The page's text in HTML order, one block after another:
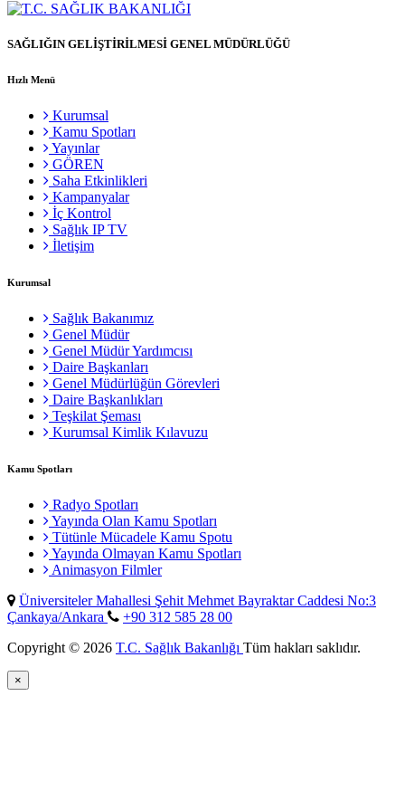
SAĞLIĞIN GELİŞTİRİLMESİ GENEL MÜDÜRLÜĞÜ
Hızlı Menü
Kurumsal
Kamu Spotları
Yayınlar
GÖREN
Saha Etkinlikleri
Kampanyalar
İç Kontrol
Sağlık IP TV
İletişim
Kurumsal
Sağlık Bakanımız
Genel Müdür
Genel Müdür Yardımcısı
Daire Başkanları
Genel Müdürlüğün Görevleri
Daire Başkanlıkları
Teşkilat Şeması
Kurumsal Kimlik Kılavuzu
Kamu Spotları
Radyo Spotları
Yayında Olan Kamu Spotları
Tütünle Mücadele Kamu Spotu
Yayında Olmayan Kamu Spotları
Animasyon Filmler
Üniversiteler Mahallesi Şehit Mehmet Bayraktar Caddesi No:3
Çankaya/Ankara
+90 312 585 28 00
Copyright © 2026 T.C. Sağlık Bakanlığı Tüm hakları saklıdır.
×